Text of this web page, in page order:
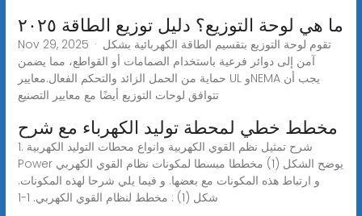
ما هي لوحة التوزيع؟ دليل توزيع الطاقة ٢٠٢٥
Nov 29, 2025 · تقوم لوحة التوزيع بتقسيم الطاقة الكهربائية بشكل
آمن إلى دوائر فرعية باستخدام الصمامات أو القواطع، مما يضمن
حماية من الحمل الزائد والتحكم الفعال.معايير UL وNEMA يجب أن
تتوافق لوحات التوزيع أيضًا مع معايير التصنيع
مخطط خطي لمحطة توليد الكهرباء مع شرح
1. شرح تمثيل نظم القوي الكهربية وانواع محطات التوليد الكهربية
Power يوضح الشكل (1) مخططا مبسطا لمكونات نظام القوي الكهربي
و ارتباط هذه المكونات مع بعضها. و فيما يلي شرحا لهذه المكونات.
شكل (1) : مخطط لنظام القوي الكهربي. 1-1